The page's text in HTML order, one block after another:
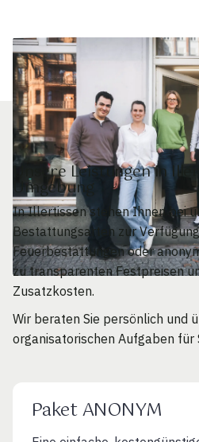
Unsere Leistungen in
Umgebung
In Illertissen stehen Ihnen bei
Bestattungsarten zur
Feuerbestattungen oder
zu transparenten Festpreisen
Zusatzkosten.
Wir beraten Sie persönlich und
organisatorischen Aufgaben für
Paket ANONYM